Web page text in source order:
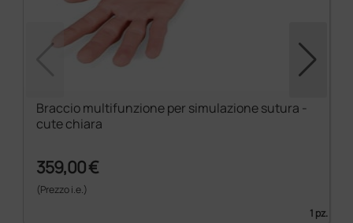
Braccio multifunzione per simulazione sutura -
cute chiara
359,00 €
(Prezzo i.e.)
1 pz.